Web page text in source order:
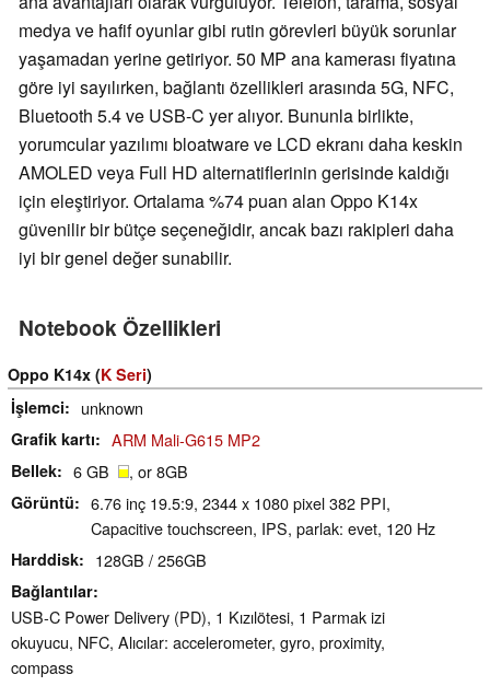
medya ve hafif oyunlar gibi rutin görevleri büyük sorunlar
yaşamadan yerine getiriyor. 50 MP ana kamerası fiyatına
göre iyi sayılırken, bağlantı özellikleri arasında 5G, NFC,
Bluetooth 5.4 ve USB-C yer alıyor. Bununla birlikte,
yorumcular yazılımı bloatware ve LCD ekranı daha keskin
AMOLED veya Full HD alternatiflerinin gerisinde kaldığı
için eleştiriyor. Ortalama %74 puan alan Oppo K14x
güvenilir bir bütçe seçeneğidir, ancak bazı rakipleri daha
iyi bir genel değer sunabilir.
Notebook Özellikleri
Oppo K14x (K Seri)
İşlemci
unknown
Grafik kartı ARM Mali-G615 MP2
Bellek 6 GB , or 8GB
Görüntü
6.76 inç 19.5:9, 2344 x 1080 pixel 382 PPI,
Capacitive touchscreen, IPS, parlak: evet, 120 Hz
Harddisk 128GB / 256GB
Bağlantılar
USB-C Power Delivery (PD), 1 Kızılötesi, 1 Parmak izi
okuyucu, NFC, Alıcılar: accelerometer, gyro, proximity,
compass